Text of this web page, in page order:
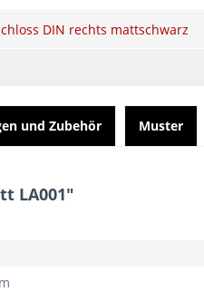
DIN rechts mattschwarz
und Zubehör Muster
LA001"